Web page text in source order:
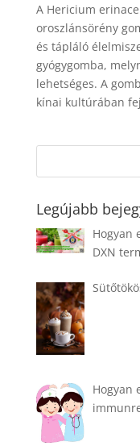
A Hericium
oroszlánsörény
és tápláló
gyógygomba,
lehetséges. A
kínai kultúrában
Legújabb
Hogyan
DXN
Hogyan